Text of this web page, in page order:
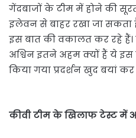
गेंदबाजों के टीम में होने की
इलेवन से बाहर रखा जा सकता
इस बात की वकालत कर रहे
अश्विन इतने अहम क्यों हैं ये इस
किया गया प्रदर्शन खुद बयां कर
कीवी टीम के खिलाफ टेस्ट में